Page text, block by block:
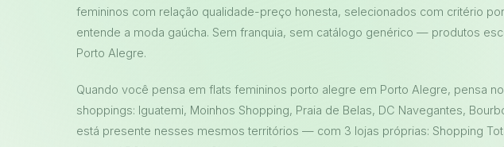
femininos com relação qualidade-preço honesta, selecionados com critério
entende a moda gaúcha. Sem franquia, sem catálogo genérico — produtos
Porto Alegre.
Quando você pensa em flats femininos porto alegre em Porto Alegre, pensa
shoppings: Iguatemi, Moinhos Shopping, Praia de Belas, DC Navegantes,
está presente nesses mesmos territórios — com 3 lojas próprias: Shopping